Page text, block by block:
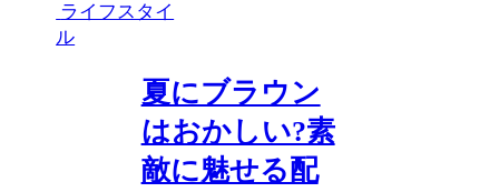
ライフスタイ
ル
夏にブラウン
はおかしい?素
敵に魅せる配